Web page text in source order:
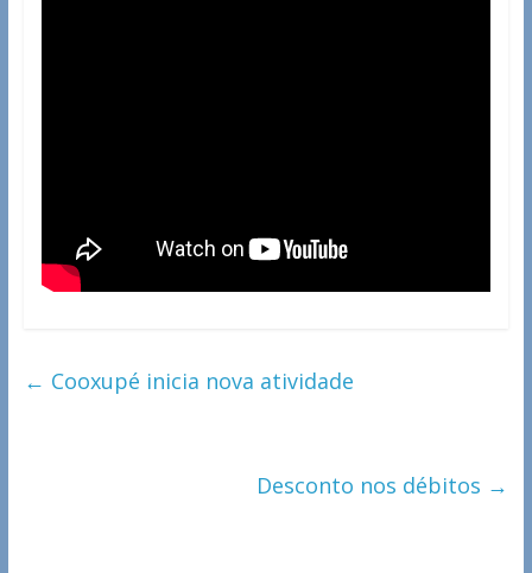
← Cooxupé inicia nova atividade
Desconto nos débitos →